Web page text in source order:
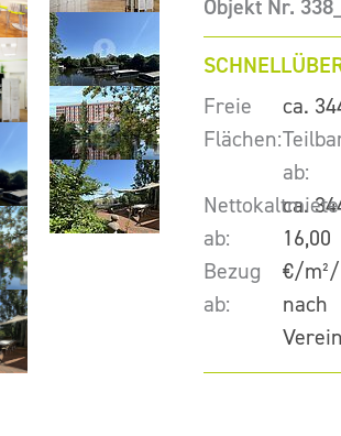
Objekt Nr.
Freie
Flächen:
ca.
ab:
ca.
Nettokaltmiete
ab:
16,00
€/
Bezug
ab:
nach